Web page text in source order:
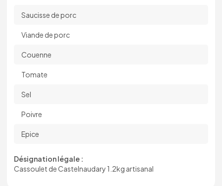
Saucisse de porc
Viande de porc
Couenne
Tomate
Sel
Poivre
Epice
Désignation légale :
Cassoulet de Castelnaudary 1.2kg artisanal